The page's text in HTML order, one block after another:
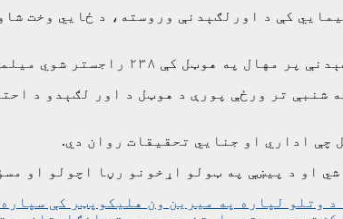
کې ۲۳۸ راجستر شوي میلمانه وو.
شنبې تر ورځې پورې د هوټل د اور لګېدو د
چې اداري او جنایي تحقیقات روان دي.
او د پیښې په ټولو اړخونو رڼا اچولو او
وتلو لپاره په میرین ون هلیکوپټر کې